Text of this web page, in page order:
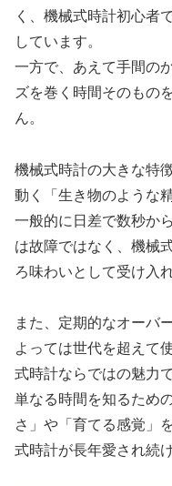
く、機械式時計初心者
しています。
一方で、あえて手間の
ズを巻く時間そのもの
ん。
機械式時計の大きな特
動く「生き物のような
一般的に日差で数秒か
は故障ではなく、機械
ろ味わいとして受け入
また、定期的なオーバ
よっては世代を超えて
式時計ならではの魅力で
単なる時間を知るため
さ」や「育てる感覚」
式時計が長年愛され続